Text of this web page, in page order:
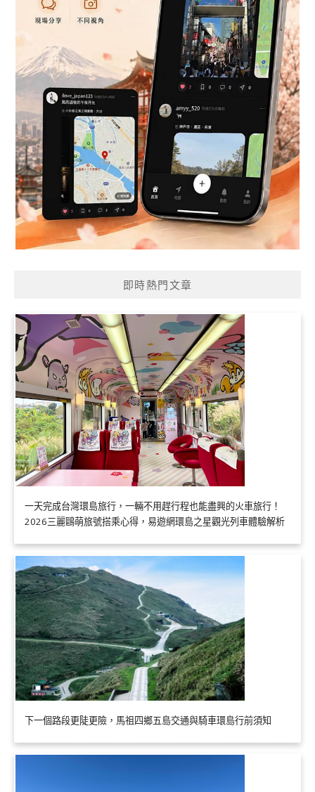
即時熱門文章
一天完成台灣環島旅行，一輛不用趕行程也能盡興的火車旅行！
2026三麗鷗萌旅號搭乘心得，易遊網環島之星觀光列車體驗解析
下一個路段更陡更險，馬祖四鄉五島交通與騎車環島行前須知